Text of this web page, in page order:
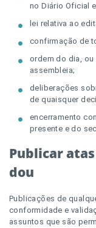
no Diário Oficial
lei relativa ao
confirmação de
ordem do dia, ou
assembleia;
deliberações
de quaisquer
encerramento
presente e do
Publicar
dou
Publicações de
conformidade e
assuntos que são